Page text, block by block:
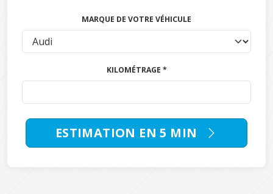
MARQUE DE VOTRE VÉHICULE
KILOMÉTRAGE *
ESTIMATION EN 5 MIN